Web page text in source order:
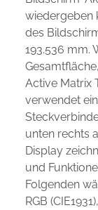
wiedergeben
des
193.536 mm.
Active Matrix
verwendet
unten rechts
Display
und
Folgenden
RGB